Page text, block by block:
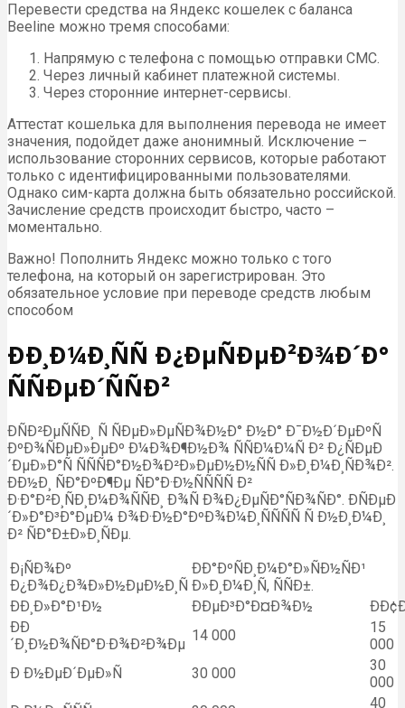
Перевести средства на Яндекс кошелек с баланса
Beeline можно тремя способами:
Напрямую с телефона с помощью отправки СМС.
Через личный кабинет платежной системы.
Через сторонние интернет-сервисы.
Аттестат кошелька для выполнения перевода не имеет
значения, подойдет даже анонимный. Исключение –
использование сторонних сервисов, которые работают
только с идентифицированными пользователями.
Однако сим-карта должна быть обязательно российской.
Зачисление средств происходит быстро, часто –
моментально.
Важно! Пополнить Яндекс можно только с того
телефона, на который он зарегистрирован. Это
обязательное условие при переводе средств любым
способом
ÐÐ¸Ð¼Ð¸ÑÑ Ð¿ÐµÑÐµÐ²Ð¾Ð´Ð°
ÑÑÐµÐ´ÑÑÐ²
ÐÑÐ²ÐµÑÑÐ¸ Ñ ÑÐµÐ»ÐµÑÐ¾Ð½Ð° Ð½Ð° Ð¯Ð½Ð´ÐµÐºÑ
ÐºÐ¾ÑÐµÐ»ÐµÐº Ð¼Ð¾Ð¶Ð½Ð¾ ÑÑÐ¼Ð¼Ñ Ð² Ð¿ÑÐµÐ
´ÐµÐ»Ð°Ñ ÑÑÑÐ°Ð½Ð¾Ð²Ð»ÐµÐ½Ð½ÑÑ Ð»Ð¸Ð¼Ð¸ÑÐ¾Ð².
ÐÐ½Ð¸ ÑÐ°ÐºÐ¶Ðµ ÑÐ°Ð·Ð½ÑÑÑÑ Ð²
Ð·Ð°Ð²Ð¸ÑÐ¸Ð¼Ð¾ÑÑÐ¸ Ð¾Ñ Ð¾Ð¿ÐµÑÐ°ÑÐ¾ÑÐ°. ÐÑÐµÐ
´Ð»Ð°Ð³Ð°ÐµÐ¼ Ð¾Ð·Ð½Ð°ÐºÐ¾Ð¼Ð¸ÑÑÑÑ Ñ Ð½Ð¸Ð¼Ð¸
Ð² ÑÐ°Ð±Ð»Ð¸ÑÐµ.
Ð¡ÑÐ¾Ðº
Ð¿Ð¾Ð¿Ð¾Ð»Ð½ÐµÐ½Ð¸Ñ
ÐÐ°ÐºÑÐ¸Ð¼Ð°Ð»ÑÐ½ÑÐ¹
Ð»Ð¸Ð¼Ð¸Ñ, ÑÑÐ±.
ÐÐ¸Ð»Ð°Ð¹Ð½
ÐÐµÐ³Ð°Ð¤Ð¾Ð½
ÐÐ
´Ð¸Ð½Ð¾ÑÐ°Ð·Ð¾Ð²Ð¾Ðµ
14 000
15
000
Ð Ð½ÐµÐ´ÐµÐ»Ñ
30 000
30
000
40